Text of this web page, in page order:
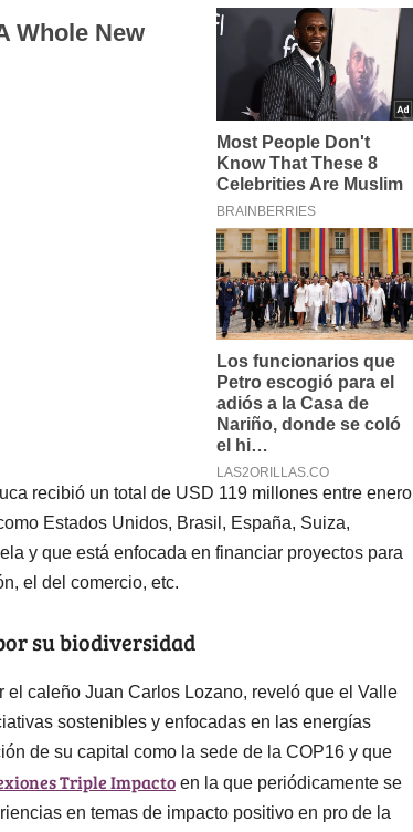
recibió un total de USD 119 millones entre enero
Estados Unidos, Brasil, España, Suiza,
y que está enfocada en financiar proyectos para
el del comercio, etc.
su biodiversidad
caleño Juan Carlos Lozano, reveló que el Valle
sostenibles y enfocadas en las energías
de su capital como la sede de la COP16 y que
Triple Impacto en la que periódicamente se
en temas de impacto positivo en pro de la